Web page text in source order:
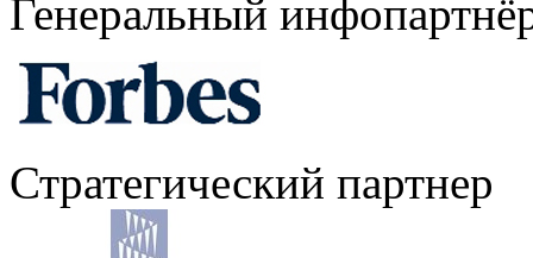
Генеральный
Стратегический партнер